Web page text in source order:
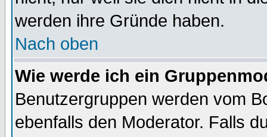
werden ihre Gründe haben.
Nach oben
Wie werde ich ein
Benutzergruppen werden vom
ebenfalls den Moderator. Falls